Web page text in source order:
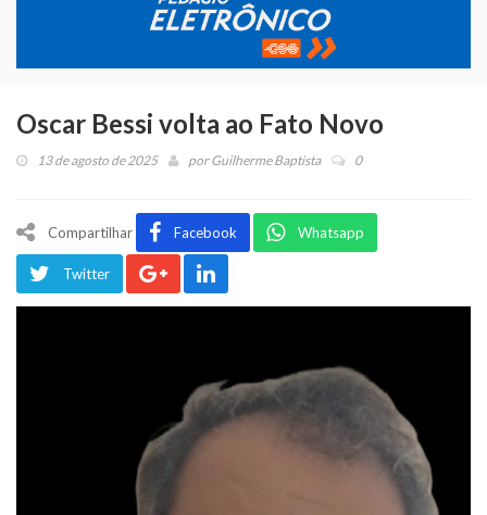
Oscar Bessi volta ao Fato Novo
13 de agosto de 2025 porGuilherme Baptista 0
Compartilhar Facebook Whatsapp
Twitter